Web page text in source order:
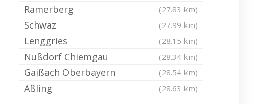
Ramerberg (27.83 km)
Schwaz (27.99 km)
Lenggries (28.15 km)
Nußdorf Chiemgau (28.34 km)
Gaißach Oberbayern (28.54 km)
Aßling (28.63 km)